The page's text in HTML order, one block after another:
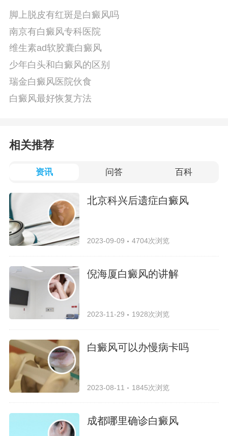
脚上脱皮有红斑是白癜风吗
南京有白癜风专科医院
维生素ad软胶囊白癜风
少年白头和白癜风的区别
瑞金白癜风医院伙食
白癜风最好恢复方法
相关推荐
资讯 问答 百科
北京科兴后遗症白癜风
2023-09-09 4704次浏览
倪海厦白癜风的讲解
2023-11-29 1928次浏览
白癜风可以办慢病卡吗
2023-08-11 1845次浏览
成都哪里确诊白癜风